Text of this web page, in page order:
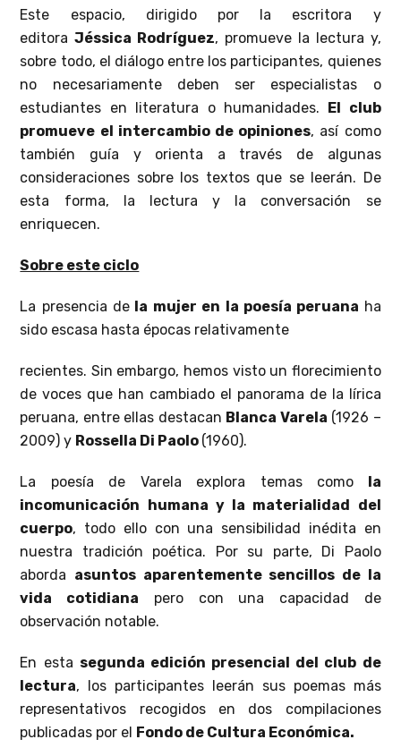
Este espacio, dirigido por la escritora y
editoraJéssica Rodríguez, promueve la lectura y,
sobre todo, el diálogo entre los participantes, quienes
no necesariamente deben ser especialistas o
estudiantes en literatura o humanidades. El club
promueve el intercambio de opiniones, así como
también guía y orienta a través de algunas
consideraciones sobre los textos que se leerán. De
esta forma, la lectura y la conversación se
enriquecen.
Sobre este ciclo
La presencia de la mujer en la poesía peruana ha
sido escasa hasta épocas relativamente
recientes. Sin embargo, hemos visto un florecimiento
de voces que han cambiado el panorama de la lírica
peruana, entre ellas destacan Blanca Varela (1926 –
2009) y Rossella Di Paolo (1960).
La poesía de Varela explora temas como la
incomunicación humana y la materialidad del
cuerpo, todo ello con una sensibilidad inédita en
nuestra tradición poética. Por su parte, Di Paolo
aborda asuntos aparentemente sencillos de la
vida cotidiana pero con una capacidad de
observación notable.
En esta segunda edición presencial del club de
lectura, los participantes leerán sus poemas más
representativos recogidos en dos compilaciones
publicadas por el Fondo de Cultura Económica.